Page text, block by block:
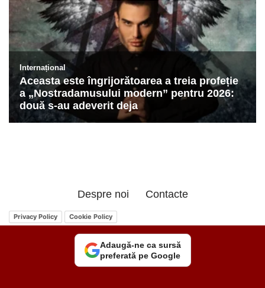
Despre noi Contacte
Privacy Policy Cookie Policy
Adaugă-ne ca sursă
preferată pe Google